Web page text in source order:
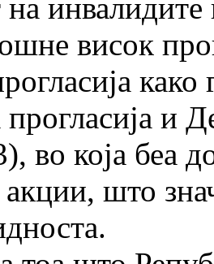
инвалидите
висок
прогласија и
во која беа
што